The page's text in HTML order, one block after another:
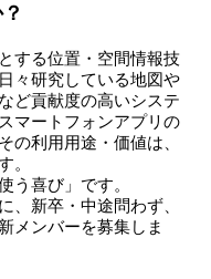
する位置・空間情報技
々研究している地図や
ど貢献度の高いシステ
マートフォンアプリの
の利用用途・価値は、
。
う喜び」です。
、新卒・中途問わず、
メンバーを募集しま